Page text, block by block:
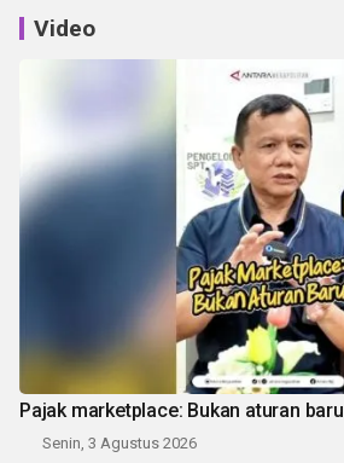
Video
Pajak marketplace: Bukan aturan baru
Senin, 3 Agustus 2026